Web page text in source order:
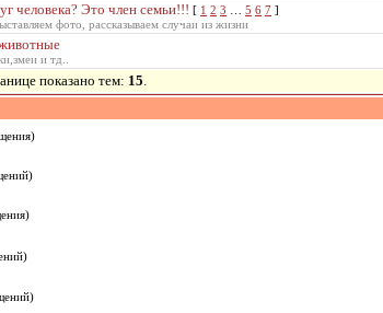
человека? Это член семьи!!! [ 1 2 3 5 6 7 ]
фото, рассказываем случаи из жизни
и тд..
показано тем: 15.